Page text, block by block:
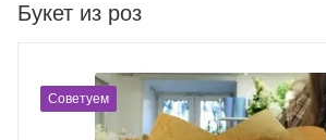
Букет из роз
Советуем